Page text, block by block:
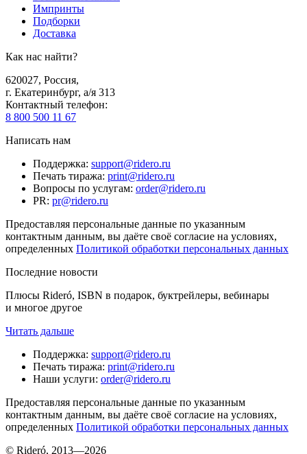
Импринты
Подборки
Доставка
Как нас найти?
620027, Россия,
г. Екатеринбург, а/я 313
Контактный телефон:
8 800 500 11 67
Написать нам
Поддержка: support@ridero.ru
Печать тиража: print@ridero.ru
Вопросы по услугам: order@ridero.ru
PR: pr@ridero.ru
Предоставляя персональные данные по указанным
контактным данным, вы даёте своё согласие на условиях,
определенных Политикой обработки персональных данных
Последние новости
Плюсы Rideró, ISBN в подарок, буктрейлеры, вебинары
и многое другое
Читать дальше
Поддержка: support@ridero.ru
Печать тиража: print@ridero.ru
Наши услуги: order@ridero.ru
Предоставляя персональные данные по указанным
контактным данным, вы даёте своё согласие на условиях,
определенных Политикой обработки персональных данных
© Rideró, 2013—2026